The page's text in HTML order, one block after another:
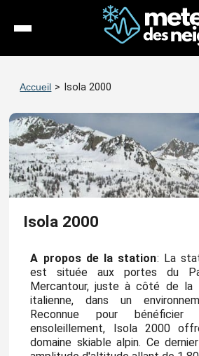
Stations
Accueil > Isola 2000
Isola 2000
A propos de la station: La
est située aux portes du
Mercantour, juste à côté de la
italienne, dans un
Reconnue pour bénéficier
ensoleillement, Isola 2000
domaine skiable alpin. Ce